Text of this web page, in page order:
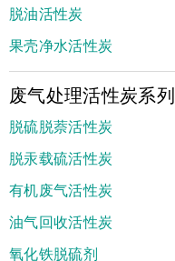
脱油活性炭
果壳净水活性炭
废气处理活性炭系列
脱硫脱萘活性炭
脱汞载硫活性炭
有机废气活性炭
油气回收活性炭
氧化铁脱硫剂